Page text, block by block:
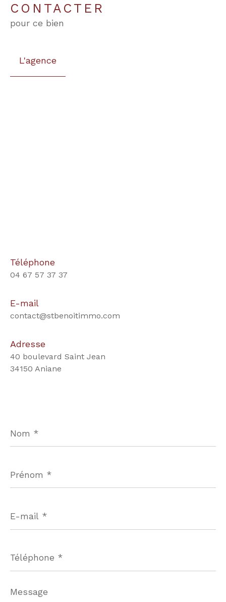
CONTACTER
pour ce bien
L'agence
Téléphone
04 67 57 37 37
E-mail
contact@stbenoitimmo.com
Adresse
40 boulevard Saint Jean
34150 Aniane
*
*
mail
*
*
Message
*